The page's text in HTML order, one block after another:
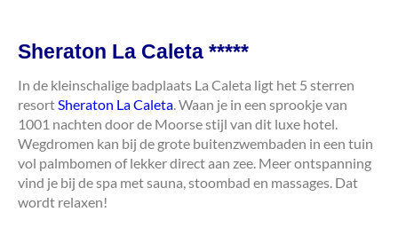
Sheraton La Caleta *****
In de kleinschalige badplaats La Caleta ligt het 5 sterren
resortSheraton La Caleta. Waan je in een sprookje van
1001 nachten door de Moorse stijl van dit luxe hotel.
Wegdromen kan bij de grote buitenzwembaden in een tuin
vol palmbomen of lekker direct aan zee. Meer ontspanning
vind je bij de spa met sauna, stoombad en massages. Dat
wordt relaxen!